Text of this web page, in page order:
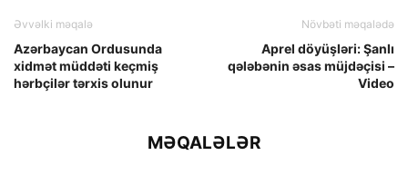
Əvvəlki məqalə
Azərbaycan Ordusunda
xidmət müddəti keçmiş
hərbçilər tərxis olunur
Növbəti məqalədə
Aprel döyüşləri: Şanlı
qələbənin əsas müjdəçisi –
Video
MƏQALƏLƏR